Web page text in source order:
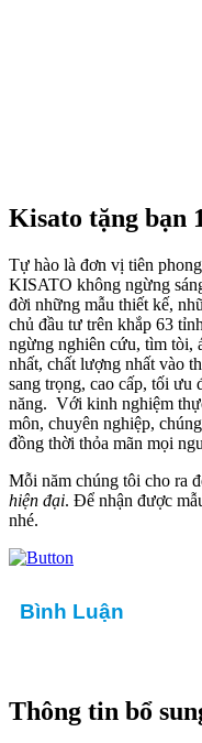
Kisato tặng bạn
Tự hào là đơn vị tiên
KISATO không ngừng
đời những mẫu thiết kế,
chủ đầu tư trên khắp 63
ngừng nghiên cứu, tìm tòi,
nhất, chất lượng nhất vào
sang trọng, cao cấp, tối ưu
năng. Với kinh nghiệm
môn, chuyên nghiệp,
đồng thời thỏa mãn mọi
Mỗi năm chúng tôi cho ra
hiện đại. Để nhận được
nhé.
Bình Luận
Thông tin bổ